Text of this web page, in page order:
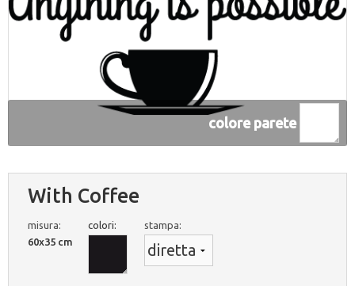
colore parete
With Coffee
misura:
60x35 cm
colori: stampa: